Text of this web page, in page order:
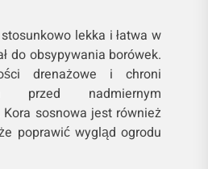
lekka i łatwa w
do obsypywania borówek.
drenażowe i chroni
przed nadmiernym
Kora sosnowa jest również
poprawić wygląd ogrodu